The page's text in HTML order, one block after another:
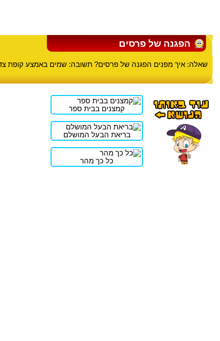
הפגנה של פרסים
שאלה: איך מפנים הפגנה של פרסים? תשובה: שמים באמצע קופת
קמצנים בבית ספר
בריאת הבעל המושלם
כל כך מהר